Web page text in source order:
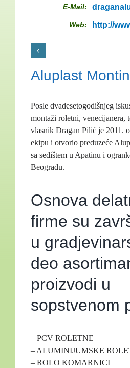
E-Mail:
Web: http://
Aluplast
Posle dvadesetogodišnjeg
montaži roletni, venecijanera,
vlasnik Dragan Pilić je 2011.
ekipu i otvorio preduzeće
sa sedištem u Apatinu i
Beogradu.
Osnova
firme su
u
deo
proizvodi u
sopstvenom
– PCV ROLETNE
– ALUMINIJUMSKE
– ROLO KOMARNICI